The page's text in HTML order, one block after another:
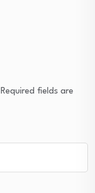
Required fields are